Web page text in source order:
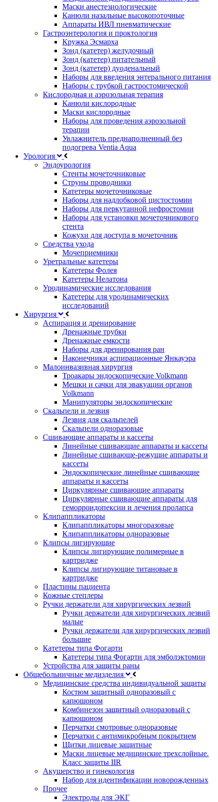
Маски анестезиологические
Канюли назальные высокопоточные
Аппараты ИВЛ пневматические
Гастроэнтерология и проктология
Кружка Эсмарха
Зонд (катетер) желудочный
Зонд (катетер) питательный
Зонд (катетер) дуоденальный
Наборы для введения энтерального питания
Наборы с трубкой гастростомической
Кислородная и аэрозольная терапия
Канюли кислородные
Маски кислородные
Наборы для проведения аэрозольной
терапии
Увлажнитель преднаполненный без
подогрева Ventia Aqua
Урология
Эндоурология
Стенты мочеточниковые
Струны проводники
Катетеры мочеточниковые
Наборы для надлобковой цистостомии
Наборы для перкутанной нефростомии
Наборы для установки мочеточникового
стента
Кожухи для доступа в мочеточник
Средства ухода
Мочеприемники
Уретральные катетеры
Катетеры Фолея
Катетеры Нелатона
Уродинамические исследования
Катетеры для уродинамических
исследований
Хирургия
Аспирация и дренирование
Дренажные трубки
Дренажные емкости
Наборы для дренирования ран
Наконечники аспирационные Янкауэра
Малоинвазивная хирургия
Троакары эндоскопические Volkmann
Мешки и сачки для эвакуации органов
Volkmann
Манипуляторы эндоскопические
Скальпели и лезвия
Лезвия для скальпелей
Скальпели одноразовые
Сшивающие аппараты и кассеты
Линейные сшивающие аппараты и кассеты
Линейные сшивающе-режущие аппараты и
кассеты
Эндоскопические линейные сшивающие
аппараты и кассеты
Циркулярные сшивающие аппараты
Циркулярные сшивающие аппараты для
геморроидопексии и лечения пролапса
Клипаппликаторы
Клипаппликаторы многоразовые
Клипаппликаторы одноразовые
Клипсы лигирующие
Клипсы лигирующие полимерные в
картридже
Клипсы лигирующие титановые в
картридже
Пластины пациента
Кожные степлеры
Ручки держатели для хирургических лезвий
Ручки держатели для хирургических лезвий
малые
Ручки держатели для хирургических лезвий
большие
Катетеры типа Фогарти
Катетеры типа Фогарти для эмболэктомии
Устройства для защиты раны
Общебольничные медизделия
Медицинские средства индивидуальной защиты
Костюм защитный одноразовый с
капюшоном
Комбинезон защитный одноразовый с
капюшоном
Перчатки смотровые одноразовые
Перчатки с антимикробным покрытием
Щитки лицевые защитные
Маски лицевые медицинские трехслойные.
Класс защиты IIR
Акушерство и гинекология
Набор для идентификации новорожденных
Прочее
Электроды для ЭКГ